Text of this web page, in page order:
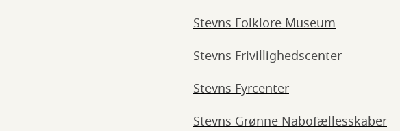
Stevns Folklore Museum
Stevns Frivillighedscenter
Stevns Fyrcenter
Stevns Grønne Nabofællesskaber